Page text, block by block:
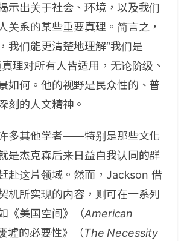
示出关于社会、环境，以及我们
关系的某些重要真理。简言之，
我们能更清楚地理解“我们是
理对所有人皆适用，无论阶级、
如何。他的视野是民众性的、普
刻的人文精神。
多其他学者——特别是那些文化
是杰克森后来日益自我认同的群
这片领域。然而，Jackson 借
机所实现的内容，则可在一系列
《美国空间》（American
墟的必要性》（The Necessity